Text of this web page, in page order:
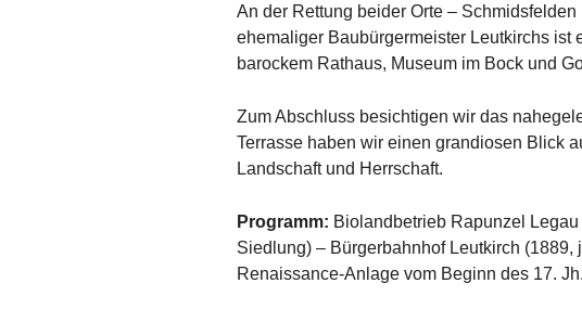
An der Rettung beider Orte –
ehemaliger Baubürgermeister Leutkirchs ist
barockem Rathaus, Museum im Bock und
Zum Abschluss besichtigen wir das
Terrasse haben wir einen grandiosen Blick
Landschaft und Herrschaft.
Programm: Biolandbetrieb Rapunzel
Siedlung) – Bürgerbahnhof Leutkirch
Renaissance-Anlage vom Beginn des 17.